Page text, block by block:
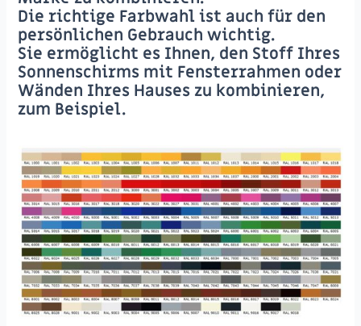
Die richtige Farbwahl ist auch für den
persönlichen Gebrauch wichtig.
Sie ermöglicht es Ihnen, den Stoff Ihres
Sonnenschirms mit Fensterrahmen oder
Wänden Ihres Hauses zu kombinieren,
zum Beispiel.